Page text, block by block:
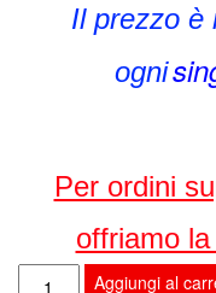
Il prezzo è
ogni
Per ordini
offriamo
RIGA Aggiungi al